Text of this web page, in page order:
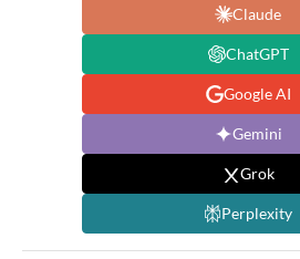
Claude
ChatGPT
Google AI
Gemini
Grok
Perplexity